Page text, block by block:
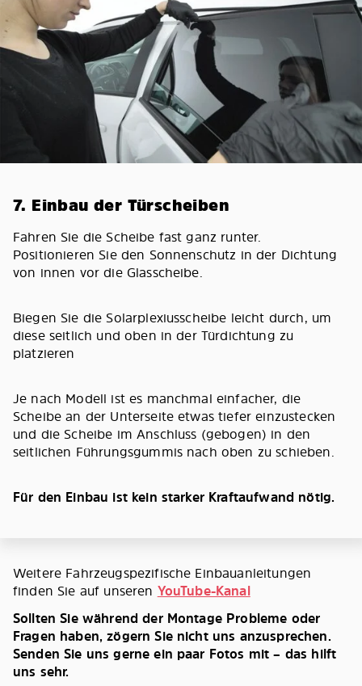
7. Einbau der Türscheiben
Fahren Sie die Scheibe fast ganz runter.
Positionieren Sie den Sonnenschutz in der Dichtung
von innen vor die Glasscheibe.
Biegen Sie die Solarplexiusscheibe leicht durch, um
diese seitlich und oben in der Türdichtung zu
platzieren
Je nach Modell ist es manchmal einfacher, die
Scheibe an der Unterseite etwas tiefer einzustecken
und die Scheibe im Anschluss (gebogen) in den
seitlichen Führungsgummis nach oben zu schieben.
Für den Einbau ist kein starker Kraftaufwand nötig.
Weitere Fahrzeugspezifische Einbauanleitungen
finden Sie auf unseren YouTube-Kanal
Sollten Sie während der Montage Probleme oder
Fragen haben, zögern Sie nicht uns anzusprechen.
Senden Sie uns gerne ein paar Fotos mit – das hilft
uns sehr.